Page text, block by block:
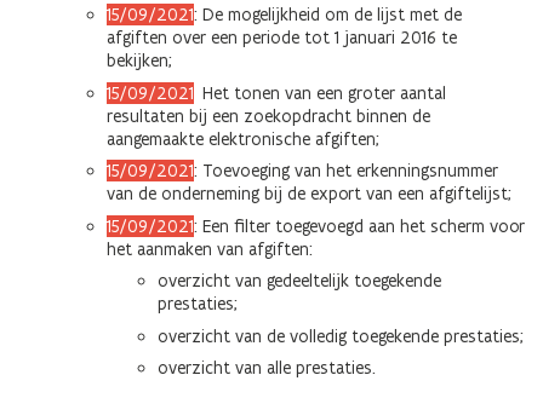
15/09/2021: De mogelijkheid om de lijst met de
afgiften over een periode tot 1 januari 2016 te
bekijken;
15/09/2021 Het tonen van een groter aantal
resultaten bij een zoekopdracht binnen de
aangemaakte elektronische afgiften;
15/09/2021: Toevoeging van het erkenningsnummer
van de onderneming bij de export van een afgiftelijst;
15/09/2021: Een filter toegevoegd aan het scherm voor
het aanmaken van afgiften:
overzicht van gedeeltelijk toegekende
prestaties;
overzicht van de volledig toegekende prestaties;
overzicht van alle prestaties.